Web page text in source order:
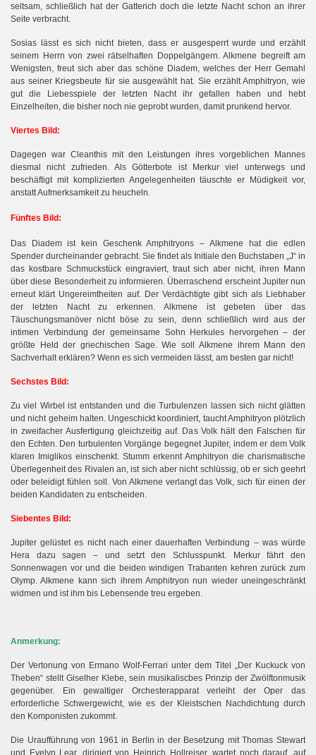
seltsam, schließlich hat der Gatterich doch die letzte Nacht schon an ihrer
Seite verbracht.
Sosias lässt es sich nicht bieten, dass er ausgesperrt wurde und erzählt
seinem Herrn von zwei rätselhaften Doppelgängern. Alkmene begreift am
Wenigsten, freut sich aber das schöne Diadem, welches der Herr Gemahl
aus seiner Kriegsbeute für sie ausgewählt hat. Sie erzählt Amphitryon, wie
gut die Liebesspiele der letzten Nacht ihr gefallen haben und hebt
Einzelheiten, die bisher noch nie geprobt wurden, damit prunkend hervor.
Viertes Bild:
Dagegen war Cleanthis mit den Leistungen ihres vorgeblichen Mannes
diesmal nicht zufrieden. Als Götterbote ist Merkur viel unterwegs und
beschäftigt mit komplizierten Angelegenheiten täuschte er Müdigkeit vor,
anstatt Aufmerksamkeit zu heucheln.
Fünftes Bild:
Das Diadem ist kein Geschenk Amphitryons – Alkmene hat die edlen
Spender durcheinander gebracht. Sie findet als Initiale den Buchstaben „J“ in
das kostbare Schmuckstück eingraviert, traut sich aber nicht, ihren Mann
über diese Besonderheit zu informieren. Überraschend erscheint Jupiter nun
erneut klärt Ungereimtheiten auf. Der Verdächtigte gibt sich als Liebhaber
der letzten Nacht zu erkennen. Alkmene ist gebeten über das
Täuschungsmanöver nicht böse zu sein, denn schließlich wird aus der
intimen Verbindung der gemeinsame Sohn Herkules hervorgehen – der
größte Held der griechischen Sage. Wie soll Alkmene ihrem Mann den
Sachverhalt erklären? Wenn es sich vermeiden lässt, am besten gar nicht!
Sechstes Bild:
Zu viel Wirbel ist entstanden und die Turbulenzen lassen sich nicht glätten
und nicht geheim halten. Ungeschickt koordiniert, taucht Amphitryon plötzlich
in zweifacher Ausfertigung gleichzeitig auf. Das Volk hält den Falschen für
den Echten. Den turbulenten Vorgänge begegnet Jupiter, indem er dem Volk
klaren Imiglikos einschenkt. Stumm erkennt Amphitryon die charismatische
Überlegenheit des Rivalen an, ist sich aber nicht schlüssig, ob er sich geehrt
oder beleidigt fühlen soll. Von Alkmene verlangt das Volk, sich für einen der
beiden Kandidaten zu entscheiden.
Siebentes Bild:
Jupiter gelüstet es nicht nach einer dauerhaften Verbindung – was würde
Hera dazu sagen – und setzt den Schlusspunkt. Merkur fährt den
Sonnenwagen vor und die beiden windigen Trabanten kehren zurück zum
Olymp. Alkmene kann sich ihrem Amphitryon nun wieder uneingeschränkt
widmen und ist ihm bis Lebensende treu ergeben.
Anmerkung:
Der Vertonung von Ermano Wolf-Ferrari unter dem Titel „Der Kuckuck von
Theben“ stellt Giselher Klebe, sein musikaliscbes Prinzip der Zwölftonmusik
gegenüber. Ein gewaltiger Orchesterapparat verleiht der Oper das
erforderliche Schwergewicht, wie es der Kleistschen Nachdichtung durch
den Komponisten zukommt.
Die Uraufführung von 1961 in Berlin in der Besetzung mit Thomas Stewart
und Evelyn Lear, dirigiert von Heinrich Hollreiser, wartet noch darauf, auf